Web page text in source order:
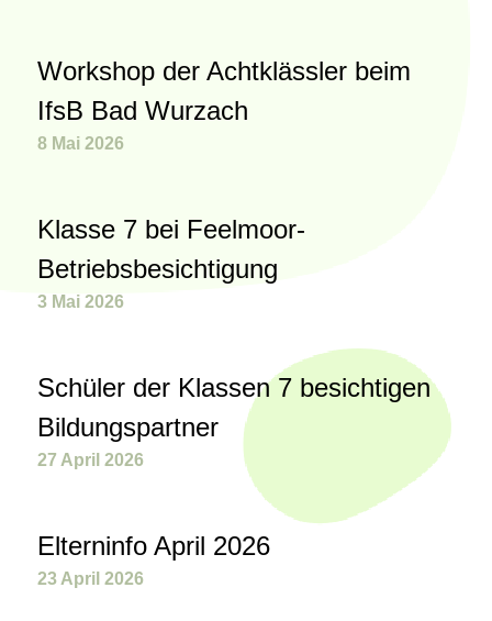
Workshop der Achtklässler beim
IfsB Bad Wurzach
8 Mai 2026
Klasse 7 bei Feelmoor-
Betriebsbesichtigung
3 Mai 2026
Schüler der Klassen 7 besichtigen
Bildungspartner
27 April 2026
Elterninfo April 2026
23 April 2026